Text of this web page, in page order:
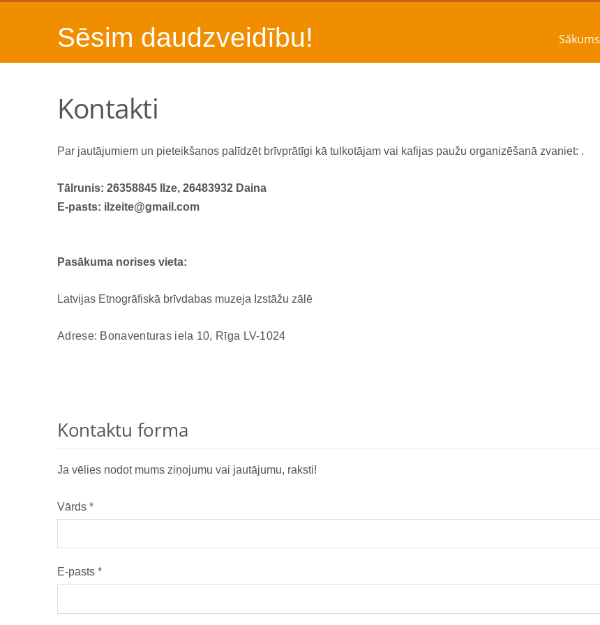
Sēsim daudzveidību! Sākums
Kontakti
Par jautājumiem un pieteikšanos palīdzēt brīvprātīgi kā tulkotājam vai kafijas paužu organizēšanā zvaniet: .
Tālrunis: 26358845 Ilze, 26483932 Daina
E-pasts: ilzeite@gmail.com
Pasākuma norises vieta:
Latvijas Etnogrāfiskā brīvdabas muzeja Izstāžu zālē
Adrese: Bonaventuras iela 10, Rīga LV-1024
Kontaktu forma
Ja vēlies nodot mums ziņojumu vai jautājumu, raksti!
Vārds *
E-pasts *